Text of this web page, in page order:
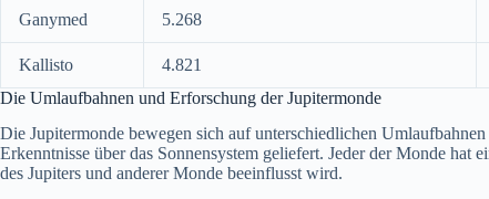
Ganymed 5.268
Kallisto 4.821
Die Umlaufbahnen und Erforschung der Jupitermonde
Die Jupitermonde bewegen sich auf unterschiedlichen
Erkenntnisse über das Sonnensystem geliefert. Jeder der Monde
des Jupiters und anderer Monde beeinflusst wird.